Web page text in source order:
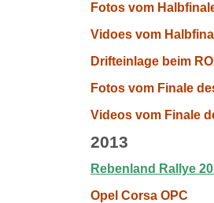
Fotos vom
Vidoes vom
Drifteinlage beim
Fotos vom Finale
Videos vom Finale
2013
Rebenland Rallye
Opel Corsa OPC